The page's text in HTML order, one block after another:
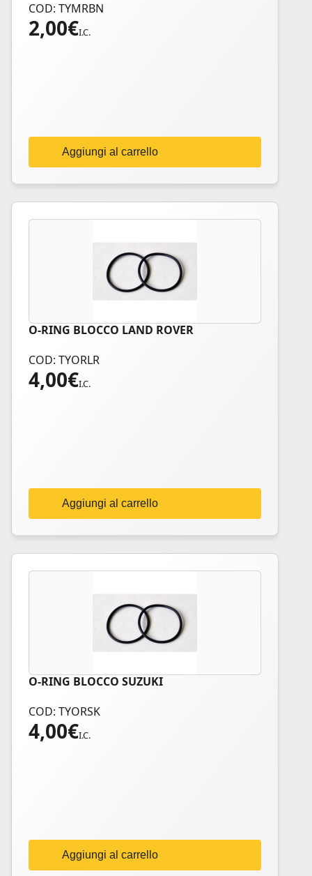
COD: TYMRBN
2,00€I.C.
Aggiungi al carrello
O-RING BLOCCO LAND ROVER
COD: TYORLR
4,00€I.C.
Aggiungi al carrello
O-RING BLOCCO SUZUKI
COD: TYORSK
4,00€I.C.
Aggiungi al carrello